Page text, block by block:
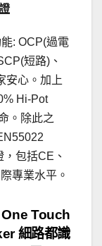
: OCP(過電
短路)、
安心。加上
Hi-Pot
。除此之
包括CE、
專業水平。
Touch
細路都識